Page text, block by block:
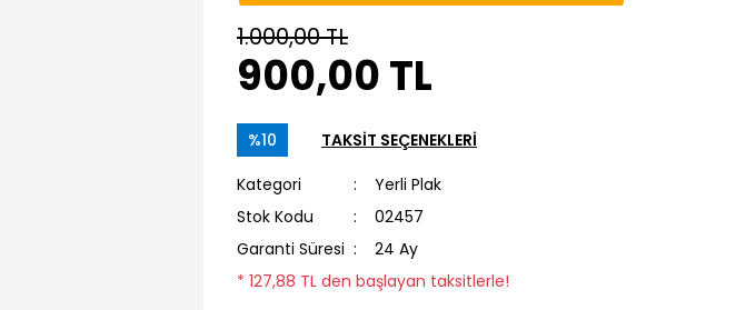
1.000,00 TL
900,00 TL
%10 TAKSİT SEÇENEKLERİ
Kategori
Yerli Plak
Stok Kodu
02457
Garanti Süresi
24 Ay
* 127,88 TL den başlayan taksitlerle!